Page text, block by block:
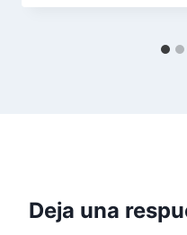
a
Deja una